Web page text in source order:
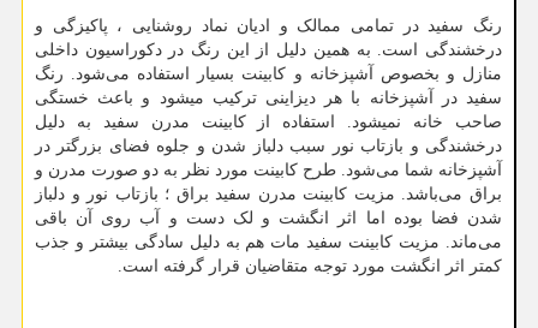
رنگ سفید در تمامی ممالک و ادیان نماد روشنایی ، پاکیزگی و
درخشندگی است. به همین دلیل از این رنگ در دکوراسیون داخلی
منازل و بخصوص آشپزخانه و کابینت بسیار استفاده می‌شود. رنگ
سفید در آشپزخانه با هر دیزاینی ترکیب میشود و باعث خستگی
صاحب خانه نمیشود. استفاده از کابینت مدرن سفید به دلیل
درخشندگی و بازتاب نور سبب دلباز شدن و جلوه فضای بزرگتر در
آشپزخانه شما می‌شود. طرح کابینت مورد نظر به دو صورت مدرن و
براق می‌باشد. مزیت کابینت مدرن سفید براق ؛ بازتاب نور و دلباز
شدن فضا بوده اما اثر انگشت و لک دست و آب روی آن باقی
می‌ماند. مزیت کابینت سفید مات هم به دلیل سادگی بیشتر و جذب
کمتر اثر انگشت مورد توجه متقاضیان قرار گرفته است.